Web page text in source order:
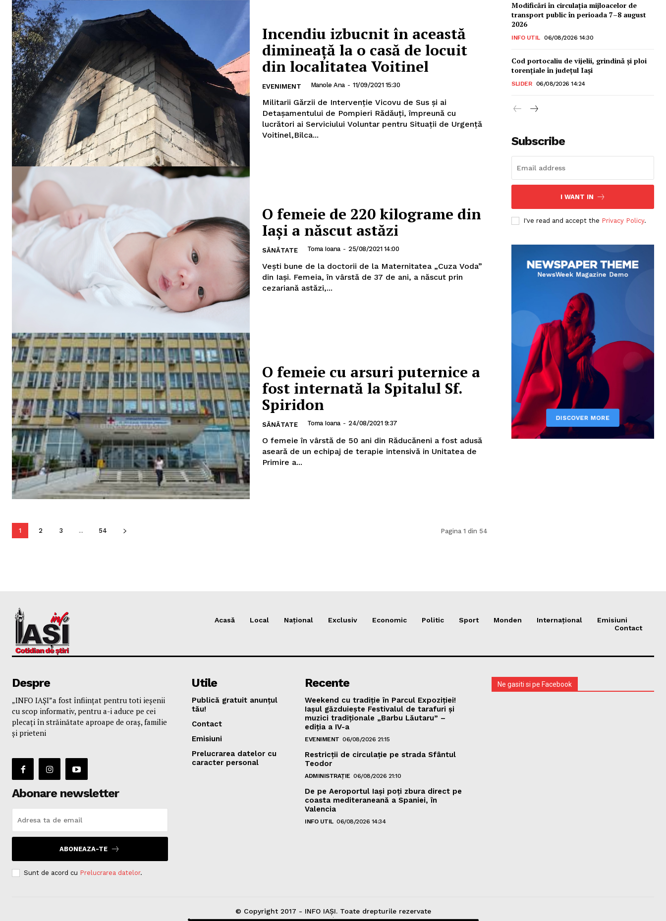
INFO IAȘI
PUBLICĂ GRATUIT ANUNȚUL
TĂU!
Utile
Incendiu izbucnit în această
dimineață la o casă de locuit
din localitatea Voitinel
EVENIMENT Manole Ana - 11/09/2021 15:30
Militarii Gărzii de Intervenție Vicovu de Sus și ai
Detașamentului de Pompieri Rădăuți, împreună cu
lucrători ai Serviciului Voluntar pentru Situații de Urgență
Voitinel,Bilca...
O femeie de 220 kilograme din
Iaşi a născut astăzi
SĂNĂTATE Toma Ioana - 25/08/2021 14:00
Vești bune de la doctorii de la Maternitatea „Cuza Voda”
din Iași. Femeia, în vârstă de 37 de ani, a născut prin
cezariană astăzi,...
O femeie cu arsuri puternice a
fost internată la Spitalul Sf.
Spiridon
SĂNĂTATE Toma Ioana - 24/08/2021 9:37
O femeie în vârstă de 50 ani din Răducăneni a fost adusă
aseară de un echipaj de terapie intensivă in Unitatea de
Primire a...
1 2 3 ... 54 Pagina 1 din 54
Modificări în circulația mijloacelor de
transport public în perioada 7–8 august
2026
INFO UTIL 06/08/2026 14:30
Cod portocaliu de vijelii, grindină şi ploi
torenţiale în judeţul Iași
SLIDER 06/08/2026 14:24
Subscribe
I WANT IN
I've read and accept the Privacy Policy.
Acasă Local Național Exclusiv Economic Politic Sport Monden Internațional
Emisiuni
Contact
Despre
„INFO IAȘI”a fost înfiinţat pentru toti ieşenii
cu scop informativ, pentru a-i aduce pe cei
plecaţi în străinătate aproape de oraş, familie
și prieteni
Abonare newsletter
ABONEAZA-TE
Sunt de acord cu Prelucrarea datelor.
Utile
Publică gratuit anunțul
tău!
Contact
Emisiuni
Prelucrarea datelor cu
caracter personal
Recente
Weekend cu tradiție în Parcul Expoziției!
Iașul găzduiește Festivalul de tarafuri și
muzici tradiționale „Barbu Lăutaru” –
ediția a IV-a
EVENIMENT 06/08/2026 21:15
Restricții de circulație pe strada Sfântul
Teodor
ADMINISTRAȚIE 06/08/2026 21:10
De pe Aeroportul Iași poți zbura direct pe
coasta mediteraneană a Spaniei, în
Valencia
INFO UTIL 06/08/2026 14:34
Ne gasiti si pe Facebook
© Copyright 2017 - INFO IAȘI. Toate drepturile rezervate